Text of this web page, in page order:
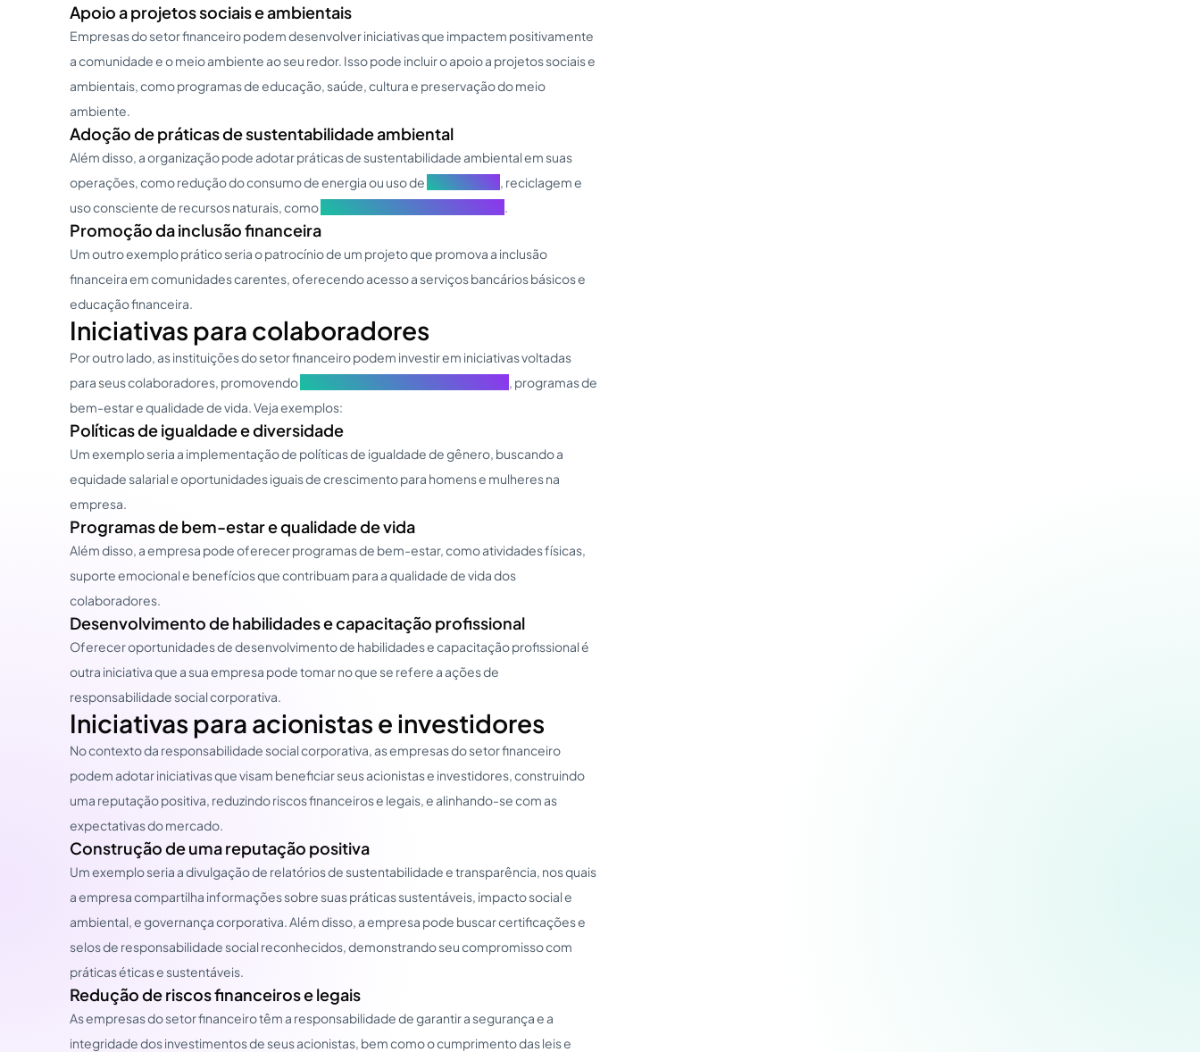
Apoio a projetos sociais e ambientais
Empresas do setor financeiro podem desenvolver iniciativas que impactem positivamente
a comunidade e o meio ambiente ao seu redor. Isso pode incluir o apoio a projetos sociais e
ambientais, como programas de educação, saúde, cultura e preservação do meio
ambiente.
Adoção de práticas de sustentabilidade ambiental
Além disso, a organização pode adotar práticas de sustentabilidade ambiental em suas
operações, como redução do consumo de energia ou uso de
, reciclagem e
uso consciente de recursos naturais, como
.
Promoção da inclusão financeira
Um outro exemplo prático seria o patrocínio de um projeto que promova a inclusão
financeira em comunidades carentes, oferecendo acesso a serviços bancários básicos e
educação financeira.
Iniciativas para colaboradores
Por outro lado, as instituições do setor financeiro podem investir em iniciativas voltadas
para seus colaboradores, promovendo
, programas de
bem-estar e qualidade de vida. Veja exemplos:
Políticas de igualdade e diversidade
Um exemplo seria a implementação de políticas de igualdade de gênero, buscando a
equidade salarial e oportunidades iguais de crescimento para homens e mulheres na
empresa.
Programas de bem-estar e qualidade de vida
Além disso, a empresa pode oferecer programas de bem-estar, como atividades físicas,
suporte emocional e benefícios que contribuam para a qualidade de vida dos
colaboradores.
Desenvolvimento de habilidades e capacitação profissional
Oferecer oportunidades de desenvolvimento de habilidades e capacitação profissional é
outra iniciativa que a sua empresa pode tomar no que se refere a ações de
responsabilidade social corporativa.
Iniciativas para acionistas e investidores
No contexto da responsabilidade social corporativa, as empresas do setor financeiro
podem adotar iniciativas que visam beneficiar seus acionistas e investidores, construindo
uma reputação positiva, reduzindo riscos financeiros e legais, e alinhando-se com as
expectativas do mercado.
Construção de uma reputação positiva
Um exemplo seria a divulgação de relatórios de sustentabilidade e transparência, nos quais
a empresa compartilha informações sobre suas práticas sustentáveis, impacto social e
ambiental, e governança corporativa. Além disso, a empresa pode buscar certificações e
selos de responsabilidade social reconhecidos, demonstrando seu compromisso com
práticas éticas e sustentáveis.
Redução de riscos financeiros e legais
As empresas do setor financeiro têm a responsabilidade de garantir a segurança e a
integridade dos investimentos de seus acionistas, bem como o cumprimento das leis e